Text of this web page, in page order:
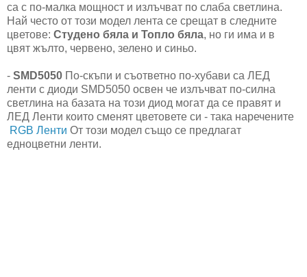
са с по-малка мощност и излъчват по слаба светлина.
Най често от този модел лента се срещат в следните
цветове: Студено бяла и Топло бяла, но ги има и в
цвят жълто, червено, зелено и синьо.
- SMD5050 По-скъпи и съответно по-хубави са ЛЕД
ленти с диоди SMD5050 освен че излъчват по-силна
светлина на базата на този диод могат да се правят и
ЛЕД Ленти които сменят цветовете си - така наречените
RGB Ленти От този модел също се предлагат
едноцветни ленти.